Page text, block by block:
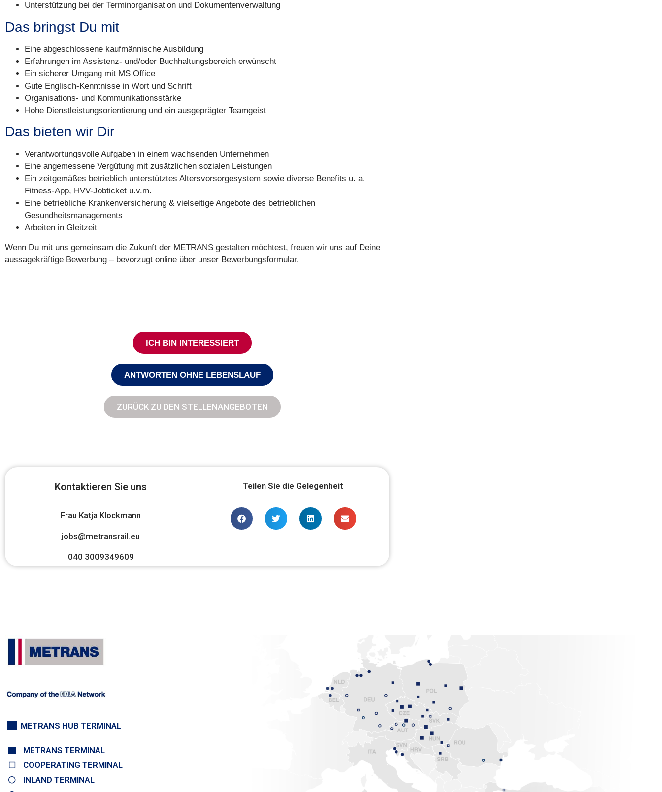
Unterstützung bei der Terminorganisation und Dokumentenverwaltung
Das bringst Du mit
Eine abgeschlossene kaufmännische Ausbildung
Erfahrungen im Assistenz- und/oder Buchhaltungsbereich erwünscht
Ein sicherer Umgang mit MS Office
Gute Englisch-Kenntnisse in Wort und Schrift
Organisations- und Kommunikationsstärke
Hohe Dienstleistungsorientierung und ein ausgeprägter Teamgeist
Das bieten wir Dir
Verantwortungsvolle Aufgaben in einem wachsenden Unternehmen
Eine angemessene Vergütung mit zusätzlichen sozialen Leistungen
Ein zeitgemäßes betrieblich unterstütztes Altersvorsorgesystem sowie diverse Benefits u. a.
Fitness-App, HVV-Jobticket u.v.m.
Eine betriebliche Krankenversicherung & vielseitige Angebote des betrieblichen
Gesundheitsmanagements
Arbeiten in Gleitzeit
Wenn Du mit uns gemeinsam die Zukunft der METRANS gestalten möchtest, freuen wir uns auf Deine
aussagekräftige Bewerbung – bevorzugt online über unser Bewerbungsformular.
ICH BIN INTERESSIERT
ANTWORTEN OHNE LEBENSLAUF
ZURÜCK ZU DEN STELLENANGEBOTEN
Kontaktieren Sie uns
Frau Katja Klockmann
jobs@metransrail.eu
040 3009349609
Teilen Sie die Gelegenheit
METRANS HUB TERMINAL
METRANS TERMINAL
COOPERATING TERMINAL
INLAND TERMINAL